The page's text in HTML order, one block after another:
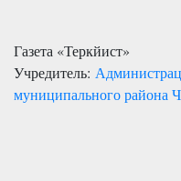
Газета «Теркйист»
Учредитель:
муниципального района